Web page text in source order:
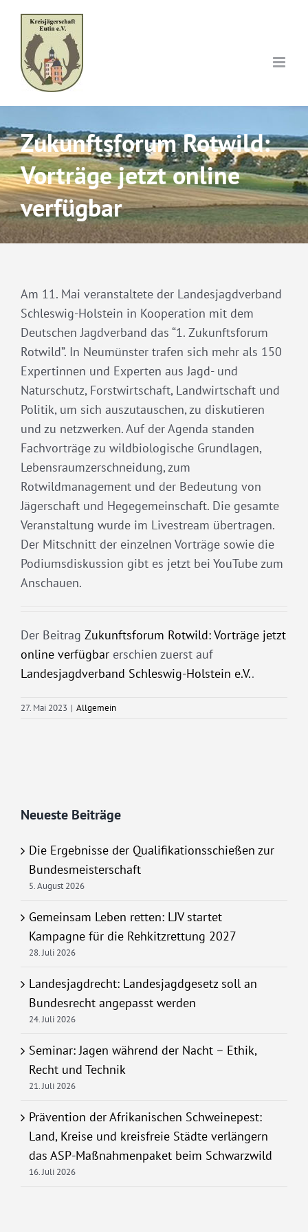
content
Zukunftsforum Rotwild:
Vorträge jetzt online
verfügbar
Am 11. Mai veranstaltete der Landesjagdverband
Schleswig-Holstein in Kooperation mit dem
Deutschen Jagdverband das “1. Zukunftsforum
Rotwild”. In Neumünster trafen sich mehr als 150
Expertinnen und Experten aus Jagd- und
Naturschutz, Forstwirtschaft, Landwirtschaft und
Politik, um sich auszutauschen, zu diskutieren
und zu netzwerken. Auf der Agenda standen
Fachvorträge zu wildbiologische Grundlagen,
Lebensraumzerschneidung, zum
Rotwildmanagement und der Bedeutung von
Jägerschaft und Hegegemeinschaft. Die gesamte
Veranstaltung wurde im Livestream übertragen.
Der Mitschnitt der einzelnen Vorträge sowie die
Podiumsdiskussion gibt es jetzt bei YouTube zum
Anschauen.
Der Beitrag Zukunftsforum Rotwild: Vorträge jetzt
online verfügbar erschien zuerst auf
Landesjagdverband Schleswig-Holstein e.V..
27. Mai 2023 | Allgemein
Neueste Beiträge
Die Ergebnisse der Qualifikationsschießen zur
Bundesmeisterschaft
5. August 2026
Gemeinsam Leben retten: LJV startet
Kampagne für die Rehkitzrettung 2027
28. Juli 2026
Landesjagdrecht: Landesjagdgesetz soll an
Bundesrecht angepasst werden
24. Juli 2026
Seminar: Jagen während der Nacht – Ethik,
Recht und Technik
21. Juli 2026
Prävention der Afrikanischen Schweinepest:
Land, Kreise und kreisfreie Städte verlängern
das ASP-Maßnahmenpaket beim Schwarzwild
16. Juli 2026